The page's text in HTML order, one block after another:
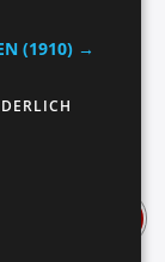
(1910) →